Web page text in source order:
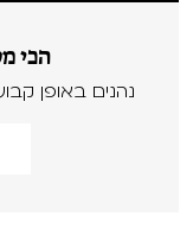
הכי
נהנים באופן קבוע